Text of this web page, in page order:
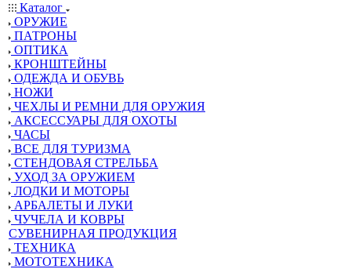
Каталог
ОРУЖИЕ
ПАТРОНЫ
ОПТИКА
КРОНШТЕЙНЫ
ОДЕЖДА И ОБУВЬ
НОЖИ
ЧЕХЛЫ И РЕМНИ ДЛЯ ОРУЖИЯ
АКСЕССУАРЫ ДЛЯ ОХОТЫ
ЧАСЫ
ВСЕ ДЛЯ ТУРИЗМА
СТЕНДОВАЯ СТРЕЛЬБА
УХОД ЗА ОРУЖИЕМ
ЛОДКИ И МОТОРЫ
АРБАЛЕТЫ И ЛУКИ
ЧУЧЕЛА И КОВРЫ
СУВЕНИРНАЯ ПРОДУКЦИЯ
ТЕХНИКА
МОТОТЕХНИКА